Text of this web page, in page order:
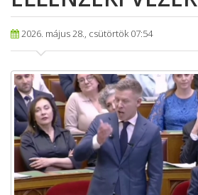
2026. május 28., csütörtök 07:54